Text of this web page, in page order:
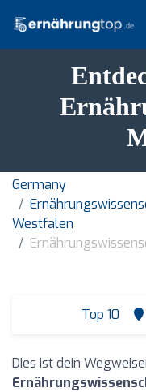
Germany
Westfalen
Top 10
Dies ist dein